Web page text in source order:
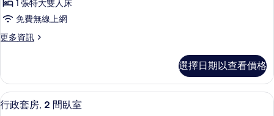
1
間
臥
的
所
有
1 張特大雙人床
免費無線上網
更多資訊
更
套
房,
1
間
選擇日期以查看價格
顯
行政套房, 2 間臥室 | 起居區 |
7
行政套房, 2 間臥室